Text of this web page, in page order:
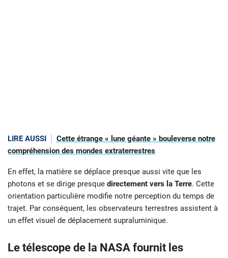
LIRE AUSSI
Cette étrange « lune géante » bouleverse notre
compréhension des mondes extraterrestres
En effet, la matière se déplace presque aussi vite que les
photons et se dirige presque directement vers la Terre. Cette
orientation particulière modifie notre perception du temps de
trajet. Par conséquent, les observateurs terrestres assistent à
un effet visuel de déplacement supraluminique.
Le télescope de la NASA fournit les